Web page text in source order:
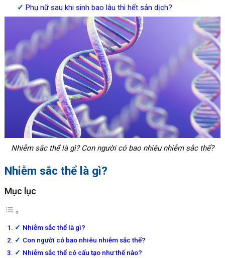
Phụ nữ sau khi sinh bao lâu thì hết sản dịch?
Nhiễm sắc thể là gì? Con người có bao nhiêu nhiễm sắc thể?
Nhiễm sắc thể là gì?
Mục lục
Nhiễm sắc thể là gì?
Con người có bao nhiêu nhiễm sắc thể?
Nhiễm sắc thể có cấu tạo như thế nào?